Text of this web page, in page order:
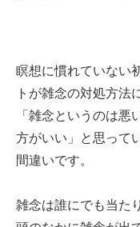
瞑想に慣れていない
トが雑念の対処方法
「雑念というのは悪
方がいい」と思って
間違いです。
雑念は誰にでも当た